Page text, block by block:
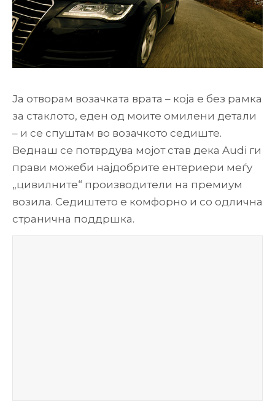
Ја отворам возачката врата – која е без рамка
за стаклото, еден од моите омилени детали
– и се спуштам во возачкото седиште.
Веднаш се потврдува мојот став дека Audi ги
прави можеби најдобрите ентериери меѓу
„цивилните“ производители на премиум
возила. Седиштето е комфорно и со одлична
странична поддршка.